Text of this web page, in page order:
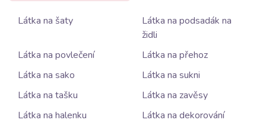
Látka na šaty
Látka na podsadák na
židli
Látka na povlečení
Látka na přehoz
Látka na sako
Látka na sukni
Látka na tašku
Látka na zavěsy
Látka na halenku
Látka na dekorování